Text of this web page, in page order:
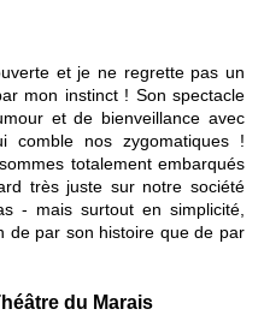
et je ne regrette pas un
mon instinct ! Son spectacle
et de bienveillance avec
comble nos zygomatiques !
totalement embarqués
très juste sur notre société
- mais surtout en simplicité,
de par son histoire que de par
du Marais